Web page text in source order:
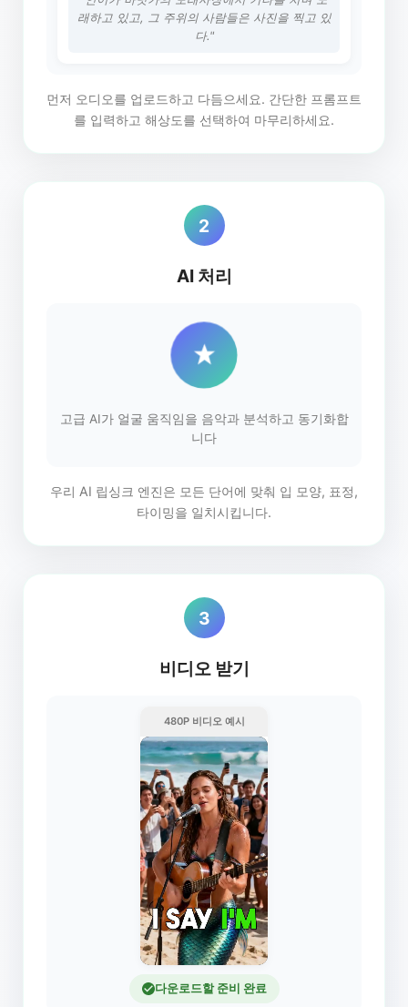
래하고 있고, 그 주위의 사람들은 사진을 찍고 있
다."
먼저 오디오를 업로드하고 다듬으세요. 간단한 프롬프트
를 입력하고 해상도를 선택하여 마무리하세요.
2
AI 처리
고급 AI가 얼굴 움직임을 음악과 분석하고 동기화합
니다
우리 AI 립싱크 엔진은 모든 단어에 맞춰 입 모양, 표정,
타이밍을 일치시킵니다.
3
비디오 받기
480P 비디오 예시
다운로드할 준비 완료